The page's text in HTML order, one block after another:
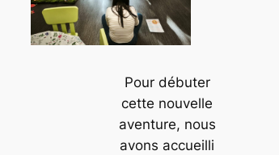
Pour débuter
cette nouvelle
aventure, nous
avons accueilli